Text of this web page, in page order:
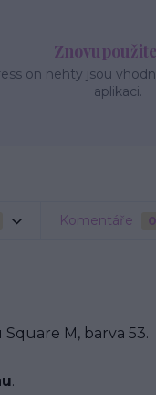
on nehty jsou
aplikaci.
Komentáře 0
M, barva 53.
.